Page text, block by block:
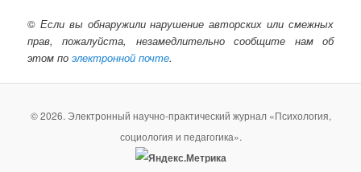
© Если вы обнаружили нарушение авторских или смежных
прав, пожалуйста, незамедлительно сообщите нам об
этом поэлектронной почте.
© 2026. Электронный научно-практический журнал «Психология,
социология и педагогика».